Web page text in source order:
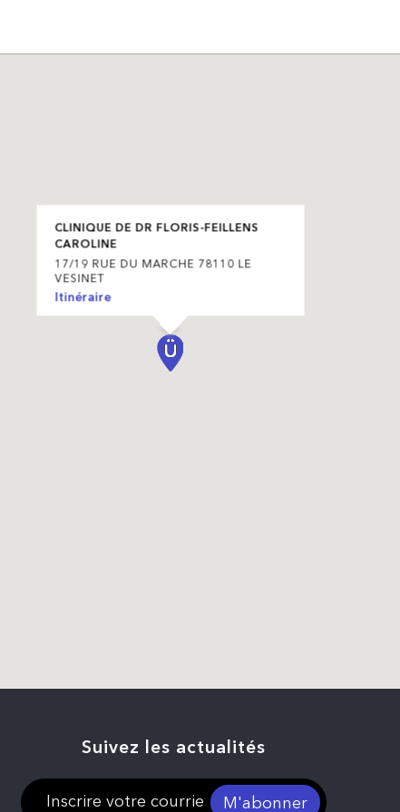
CLINIQUE DE DR FLORIS-FEILLENS
CAROLINE
17/19 RUE DU MARCHE 78110 LE
VESINET
Itinéraire
Suivez les actualités
M'abonner